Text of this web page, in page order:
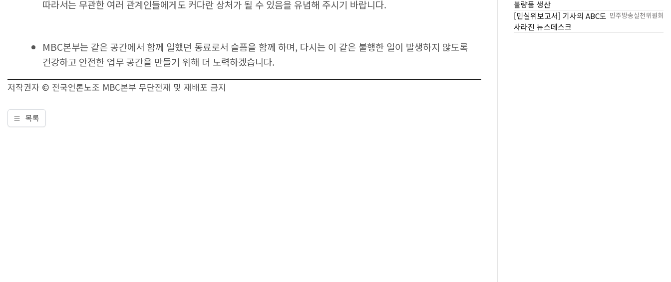
따라서는 무관한 여러 관계인들에게도 커다란 상처가 될 수 있음을 유념해 주시기 바랍니다.
MBC본부는 같은 공간에서 함께 일했던 동료로서 슬픔을 함께 하며, 다시는 이 같은 불행한 일이 발생하지 않도록
건강하고 안전한 업무 공간을 만들기 위해 더 노력하겠습니다.
저작권자 © 전국언론노조 MBC본부 무단전재 및 재배포 금지
목록
불량품 생산
[민실위보고서] 기사의 ABC도
사라진 뉴스데스크
민주방송실천위원회